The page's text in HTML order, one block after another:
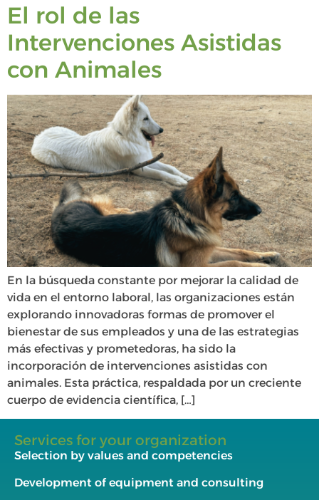
El rol de las
Intervenciones Asistidas
con Animales
En la búsqueda constante por mejorar la calidad de
vida en el entorno laboral, las organizaciones están
explorando innovadoras formas de promover el
bienestar de sus empleados y una de las estrategias
más efectivas y prometedoras, ha sido la
incorporación de intervenciones asistidas con
animales. Esta práctica, respaldada por un creciente
cuerpo de evidencia científica, […]
Services for your organization
Selection by values and competencies
Development of equipment and consulting